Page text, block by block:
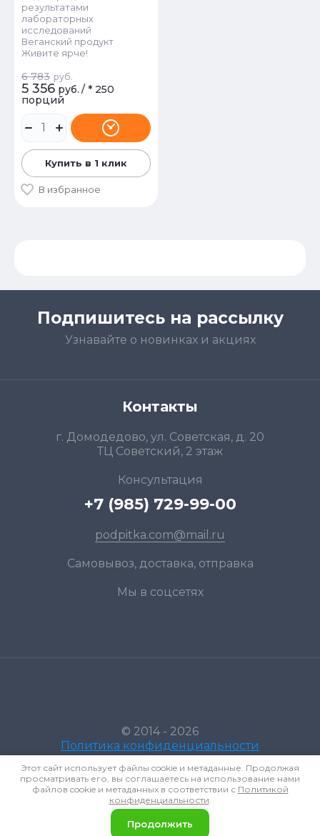
результатами
лабораторных
исследований
Веганский продукт
Живите ярче!
6 783 руб.
5 356 руб. / * 250
порций
Купить в 1 клик
В избранное
Подпишитесь на рассылку
Узнавайте о новинках и акциях
Контакты
г. Домодедово, ул. Советская, д. 20
ТЦ Советский, 2 этаж
Консультация
+7 (985) 729-99-00
podpitka.com@mail.ru
Самовывоз, доставка, отправка
Мы в соцсетях
© 2014 - 2026
Политика конфиденциальности
Этот сайт использует файлы cookie и метаданные. Продолжая
просматривать его, вы соглашаетесь на использование нами
файлов cookie и метаданных в соответствии с Политикой
конфиденциальности.
Продолжить